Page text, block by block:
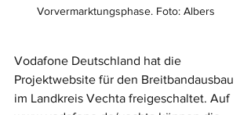
Vorvermarktungsphase. Foto: Albers
Vodafone Deutschland hat die
Projektwebsite für den Breitbandausbau
im Landkreis Vechta freigeschaltet. Auf